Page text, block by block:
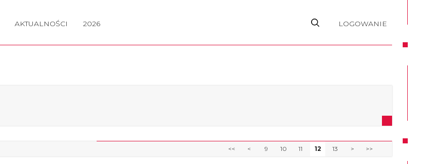
AKTUALNOŚCI 2026 LOGOWANIE
<< < 9 10 11 12 13 > >>